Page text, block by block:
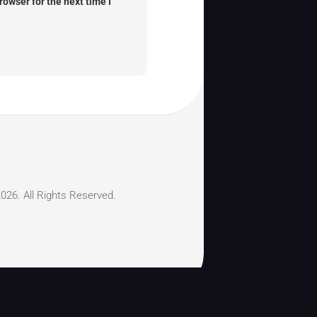
All Rights Reserved.